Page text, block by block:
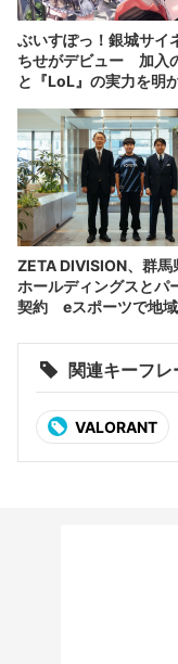
ぶいすぽっ！銀城サイ
ちせがデビュー 加入
と『LoL』の実力を明
ZETA DIVISION、群馬
ホールディングスとパ
契約 eスポーツで地域
関連キーフレ
VALORANT